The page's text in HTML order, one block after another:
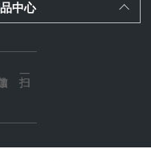
中心